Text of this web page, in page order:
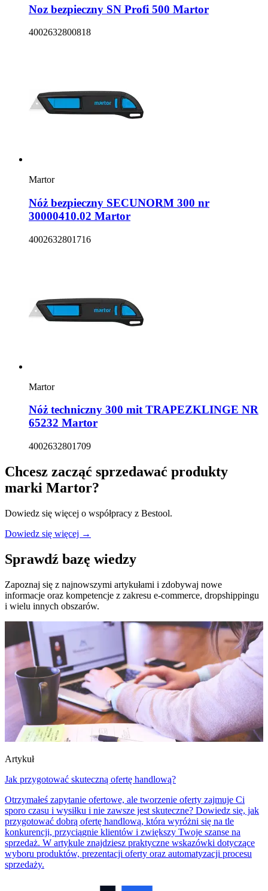
Noz bezpieczny SN Profi 500 Martor
4002632800818
Martor
Nóż bezpieczny SECUNORM 300 nr
30000410.02 Martor
4002632801716
Martor
Nóż techniczny 300 mit TRAPEZKLINGE NR
65232 Martor
4002632801709
Chcesz zacząć sprzedawać produkty
marki Martor?
Dowiedz się więcej o współpracy z Bestool.
Dowiedz się więcej →
Sprawdź bazę wiedzy
Zapoznaj się z najnowszymi artykułami i zdobywaj nowe
informacje oraz kompetencje z zakresu e-commerce, dropshippingu
i wielu innych obszarów.
Artykuł
Jak przygotować skuteczną ofertę handlową?
Otrzymałeś zapytanie ofertowe, ale tworzenie oferty zajmuje Ci
sporo czasu i wysiłku i nie zawsze jest skuteczne? Dowiedz się, jak
przygotować dobrą ofertę handlową, która wyróżni się na tle
konkurencji, przyciągnie klientów i zwiększy Twoje szanse na
sprzedaż. W artykule znajdziesz praktyczne wskazówki dotyczące
wyboru produktów, prezentacji oferty oraz automatyzacji procesu
sprzedaży.